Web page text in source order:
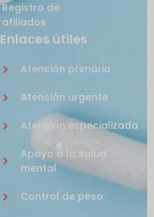
Registro de
afiliados
Enlaces útiles
Atención primaria
Atención urgente
Atención especializada
Apoyo a la salud
mental
Control de peso